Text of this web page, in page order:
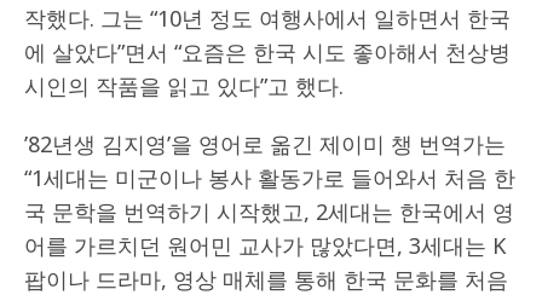
작했다. 그는 “10년 정도 여행사에서 일하면서 한국
에 살았다”면서 “요즘은 한국 시도 좋아해서 천상병
시인의 작품을 읽고 있다”고 했다.
’82년생 김지영’을 영어로 옮긴 제이미 챙 번역가는
“1세대는 미군이나 봉사 활동가로 들어와서 처음 한
국 문학을 번역하기 시작했고, 2세대는 한국에서 영
어를 가르치던 원어민 교사가 많았다면, 3세대는 K
팝이나 드라마, 영상 매체를 통해 한국 문화를 처음